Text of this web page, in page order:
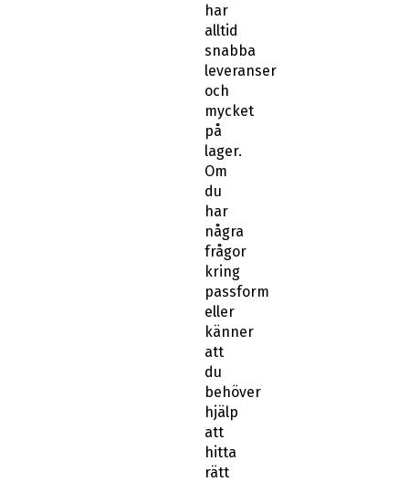
har
alltid
snabba
leveranser
och
mycket
på
lager.
Om
du
har
några
frågor
kring
passform
eller
känner
att
du
behöver
hjälp
att
hitta
rätt